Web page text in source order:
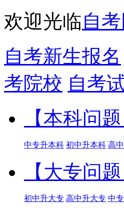
欢迎光临自考
自考新生报名
考院校 自考
【本科问题
中专升本科 初中升本科 高
【大专问题
初中升大专 高中升大专 中